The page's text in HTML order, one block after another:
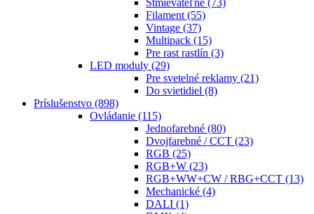
Stmievateľné (73)
Filament (55)
Vintage (37)
Multipack (15)
Pre rast rastlín (3)
LED moduly (29)
Pre svetelné reklamy (21)
Do svietidiel (8)
Príslušenstvo (898)
Ovládanie (115)
Jednofarebné (80)
Dvojfarebné / CCT (23)
RGB (25)
RGB+W (23)
RGB+WW+CW / RBG+CCT (13)
Mechanické (4)
DALI (1)